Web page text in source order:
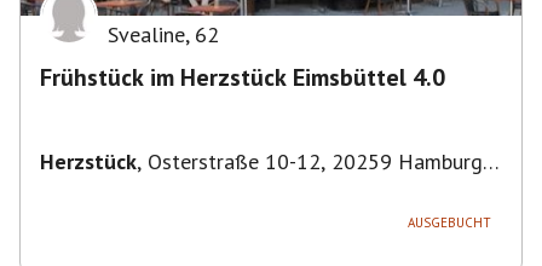
Svealine, 62
Frühstück im Herzstück Eimsbüttel 4.0
Herzstück, Osterstraße 10-12, 20259 Hamburg-
AUSGEBUCHT